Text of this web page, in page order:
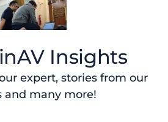
Insights
expert, stories from our
and many more!